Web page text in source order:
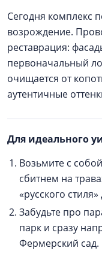
Сегодня комплекс
возрождение.
реставрация:
первоначальный
очищается от
аутентичные
Для идеального
Возьмите с
сбитнем на
«русского
Забудьте про
парк и сразу
Фермерский сад.